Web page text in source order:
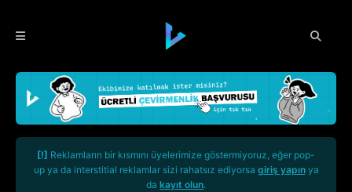
[!] Reklamların bir kısmını üyelerimize göstermiyoruz, eğer pop-
up ya da interstitial reklamlar sizi rahatsız ediyorsa giriş yapınya
da kayıt olun.